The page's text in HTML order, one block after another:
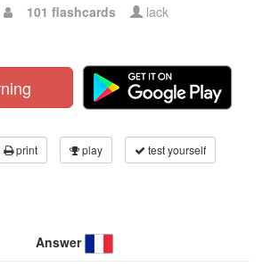
101 flashcards lack
print play test yourself
Answer